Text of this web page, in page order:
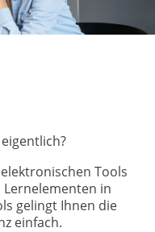
Tools
in
gelingt Ihnen die
einfach.